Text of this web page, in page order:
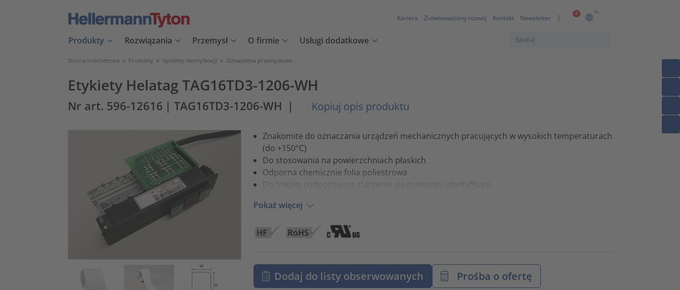
0 PL
Kariera Zrównoważony rozwój Kontakt Newsletter
Produkty Rozwiązania Przemysł O firmie Usługi dodatkowe
Strona internetowa > Produkty > Systemy identyfikacji > Oznaczenia przemysłowe
Etykiety Helatag TAG16TD3-1206-WH
Nr art. 596-12616 | TAG16TD3-1206-WH | Kopiuj opis produktu
Znakomite do oznaczania urządzeń mechanicznych pracujących w wysokich temperaturach
(do +150°C)
Do stosowania na powierzchniach płaskich
Odporna chemicznie folia poliestrowa
Do trwałej i odpornej na starzenie się materiału identyfikacji
Pokaż więcej
Dodaj do listy obserwowanych Prośba o ofertę